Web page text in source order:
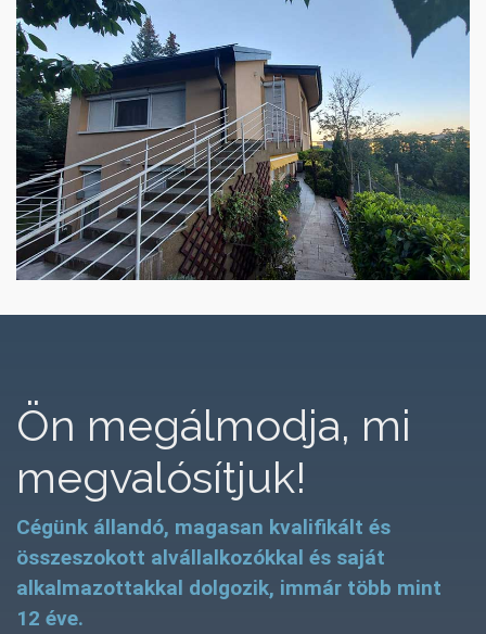
Ön megálmodja, mi
megvalósítjuk!
Cégünk állandó, magasan kvalifikált és
összeszokott alvállalkozókkal és saját
alkalmazottakkal dolgozik, immár több mint
12 éve.